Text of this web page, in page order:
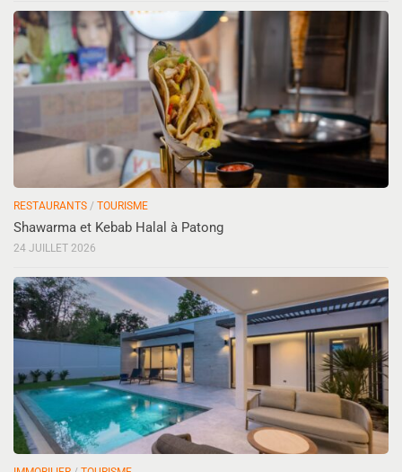
RESTAURANTS / TOURISME
Shawarma et Kebab Halal à Patong
24 JUILLET 2026